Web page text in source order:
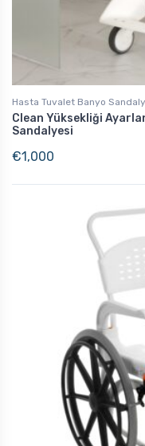
Hasta Tuvalet Banyo
Clean Yüksekliği
Sandalyesi
€1,000